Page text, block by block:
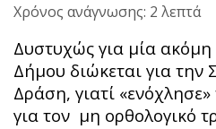
Χρόνος ανάγνωσης: 2 λεπτά
Δυστυχώς για μία
Δήμου διώκεται για την
Δράση, γιατί
για τον μη ορθολογικό